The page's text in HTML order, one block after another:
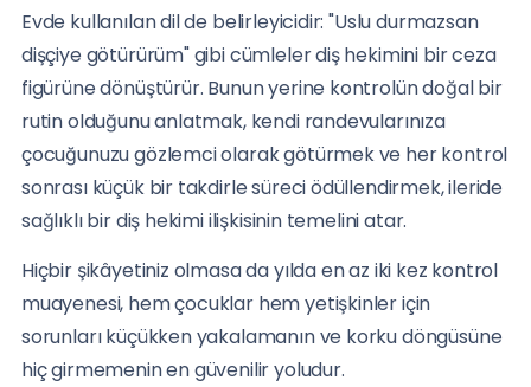
Evde kullanılan dil de belirleyicidir: "Uslu durmazsan
dişçiye götürürüm" gibi cümleler diş hekimini bir ceza
figürüne dönüştürür. Bunun yerine kontrolün doğal bir
rutin olduğunu anlatmak, kendi randevularınıza
çocuğunuzu gözlemci olarak götürmek ve her kontrol
sonrası küçük bir takdirle süreci ödüllendirmek, ileride
sağlıklı bir diş hekimi ilişkisinin temelini atar.
Hiçbir şikâyetiniz olmasa da yılda en az iki kez kontrol
muayenesi, hem çocuklar hem yetişkinler için
sorunları küçükken yakalamanın ve korku döngüsüne
hiç girmemenin en güvenilir yoludur.